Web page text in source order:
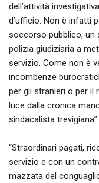
dell’attività
d’ufficio. Non è infatti
soccorso pubblico, un
polizia giudiziaria a
servizio. Come non è
incombenze
per gli stranieri o per il
luce dalla cronica
sindacalista trevigiana”.
“Straordinari pagati,
servizio e con un
mazzata del